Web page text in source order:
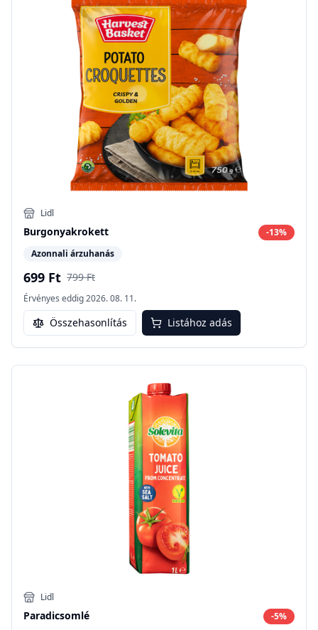
Lidl
Burgonyakrokett -13%
Azonnali árzuhanás
699 Ft 799 Ft
Érvényes eddig2026. 08. 11.
Összehasonlítás Listához adás
Lidl
Paradicsomlé -5%